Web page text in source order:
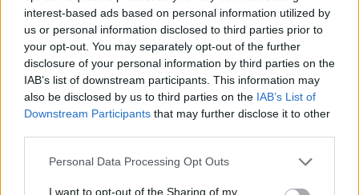
interest-based ads based on personal information utilized by
us or personal information disclosed to third parties prior to
your opt-out. You may separately opt-out of the further
disclosure of your personal information by third parties on the
IAB’s list of downstream participants. This information may
also be disclosed by us to third parties on the IAB’s List of
Downstream Participants that may further disclose it to other
Please note that this website/app uses one or more Google
not limited to your visit or usage behaviour. You may click to
Personal Data Processing Opt Outs
I want to opt-out of the Sharing of my
második rész. De a spoken wordös zárás kódájában
aztán méltó lezárását adják ennek a több
szempontból is igen erős lemeznek.